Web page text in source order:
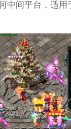
中间平台，适用